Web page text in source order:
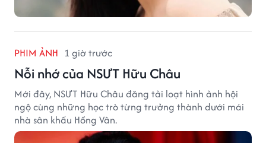
PHIM ẢNH 1 giờ trước
Nỗi nhớ của NSƯT Hữu Châu
Mới đây, NSƯT Hữu Châu đăng tải loạt hình ảnh hội
ngộ cùng những học trò từng trưởng thành dưới mái
nhà sân khấu Hồng Vân.